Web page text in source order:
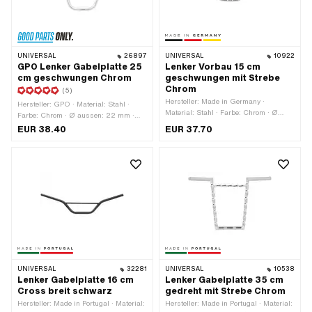
UNIVERSAL 26897
GPO Lenker Gabelplatte 25
cm geschwungen Chrom
(5)
Hersteller: GPO · Material: Stahl ·
Farbe: Chrom · Ø aussen: 22 mm ·
Breite: 610 mm · Höhe: 250 mm ·
Klemmdurchmesser: 22 mm · Länge
EUR 38.40
UNIVERSAL 10922
Lenker Vorbau 15 cm
geschwungen mit Strebe
Chrom
Hersteller: Made in Germany ·
Material: Stahl · Farbe: Chrom · Ø
Höhe: 150 mm · Befestigungsart:
mm · Länge Lenkerenden: 160 mm ·
Querstange: Ja · Ø Strebe: 14 mm ·
Länge Strebe: 230 mm
EUR 37.70
UNIVERSAL 32281
Lenker Gabelplatte 16 cm
Cross breit schwarz
Hersteller: Made in Portugal · Material:
UNIVERSAL 10538
Lenker Gabelplatte 35 cm
gedreht mit Strebe Chrom
Hersteller: Made in Portugal · Material: